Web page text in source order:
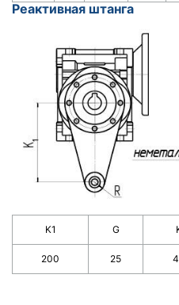
Реактивная штанга
K1 G
200 25